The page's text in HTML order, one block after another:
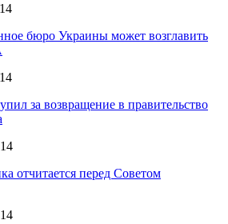
бюро Украины может возглавить
за возвращение в правительство
отчитается перед Советом